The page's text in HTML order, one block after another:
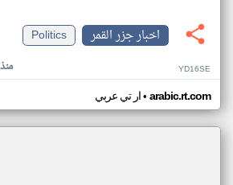
اخبار جزر القمر
Politics
منذ ٦ YD16SE
ار تي عربي• arabic.rt.com